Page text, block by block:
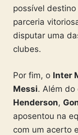
possível
parceria
disputar uma
clubes.
Por fim, o Inter
Messi. Além do
Henderson,
aposentou na
com um acerto